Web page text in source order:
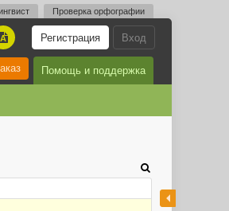
Проверка орфографии
Вход
Регистрация
A
Помощь и поддержка